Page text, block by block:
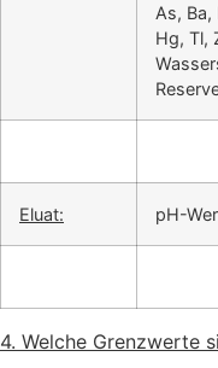
As, Ba,
Hg, Tl,
Eluat: pH-
4. Welche Grenzwerte